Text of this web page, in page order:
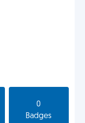
0
Badges